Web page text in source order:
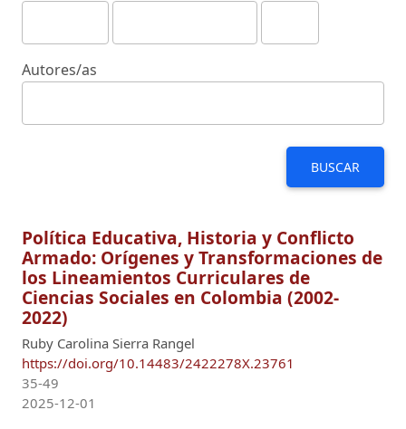
Autores/as
BUSCAR
Política Educativa, Historia y Conflicto
Armado: Orígenes y Transformaciones de
los Lineamientos Curriculares de
Ciencias Sociales en Colombia (2002-
2022)
Ruby Carolina Sierra Rangel
https://doi.org/10.14483/2422278X.23761
35-49
2025-12-01